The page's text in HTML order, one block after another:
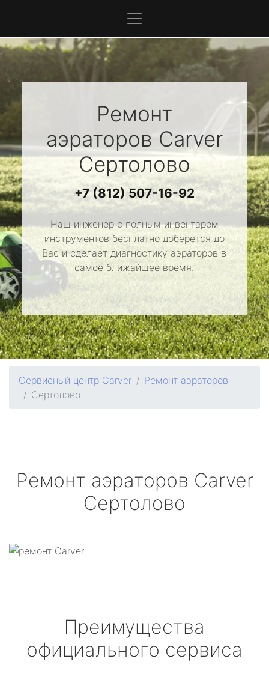
Ремонт
аэраторов Carver
Сертолово
+7 (812) 507-16-92
Наш инженер с полным инвентарем
инструментов бесплатно доберется до
Вас и сделает диагностику аэраторов в
самое ближайшее время.
Сервисный центр Carver
Ремонт аэраторов
Сертолово
Ремонт аэраторов Carver
Сертолово
Преимущества
официального сервиса